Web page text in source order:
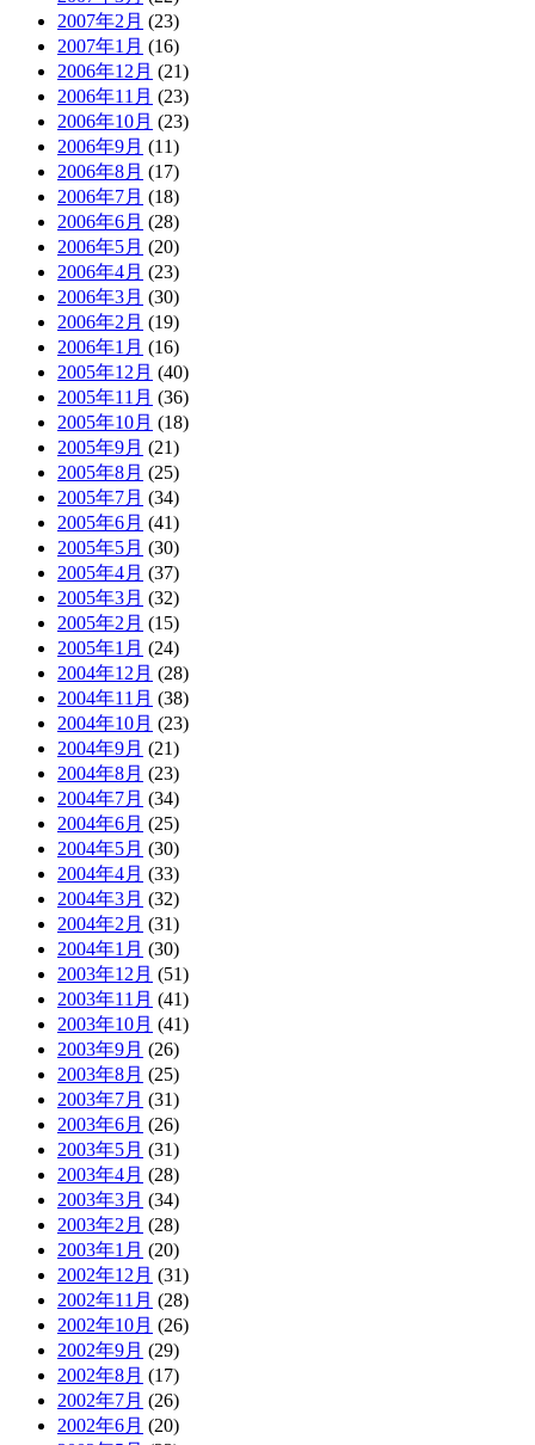
2007年2月 (23)
2007年1月 (16)
2006年12月 (21)
2006年11月 (23)
2006年10月 (23)
2006年9月 (11)
2006年8月 (17)
2006年7月 (18)
2006年6月 (28)
2006年5月 (20)
2006年4月 (23)
2006年3月 (30)
2006年2月 (19)
2006年1月 (16)
2005年12月 (40)
2005年11月 (36)
2005年10月 (18)
2005年9月 (21)
2005年8月 (25)
2005年7月 (34)
2005年6月 (41)
2005年5月 (30)
2005年4月 (37)
2005年3月 (32)
2005年2月 (15)
2005年1月 (24)
2004年12月 (28)
2004年11月 (38)
2004年10月 (23)
2004年9月 (21)
2004年8月 (23)
2004年7月 (34)
2004年6月 (25)
2004年5月 (30)
2004年4月 (33)
2004年3月 (32)
2004年2月 (31)
2004年1月 (30)
2003年12月 (51)
2003年11月 (41)
2003年10月 (41)
2003年9月 (26)
2003年8月 (25)
2003年7月 (31)
2003年6月 (26)
2003年5月 (31)
2003年4月 (28)
2003年3月 (34)
2003年2月 (28)
2003年1月 (20)
2002年12月 (31)
2002年11月 (28)
2002年10月 (26)
2002年9月 (29)
2002年8月 (17)
2002年7月 (26)
2002年6月 (20)